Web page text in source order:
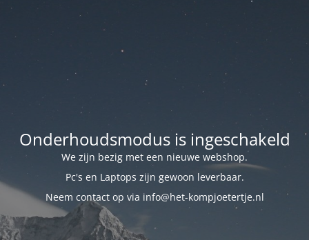
Onderhoudsmodus is ingeschakeld
We zijn bezig met een nieuwe webshop.
Pc's en Laptops zijn gewoon leverbaar.
Neem contact op via info@het-kompjoetertje.nl